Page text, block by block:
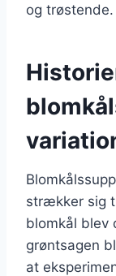
og trøstende.
strækker sig
blomkål blev
grøntsagen
at